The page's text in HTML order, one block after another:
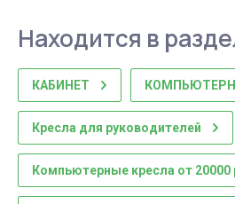
Находится в
КАБИНЕТ
Кресла для руководителей
Компьютерные кресла от 20000